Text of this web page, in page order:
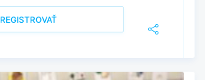
REGISTROVAŤ